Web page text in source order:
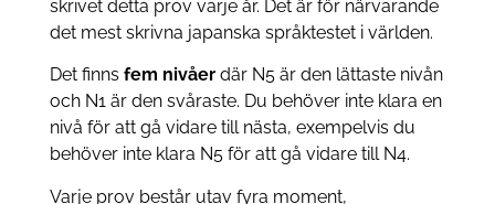
skrivet detta prov varje år. Det är för närvarande
det mest skrivna japanska språktestet i världen.
Det finns fem nivåerdär N5 är den lättaste nivån
och N1 är den svåraste. Du behöver inte klara en
nivå för att gå vidare till nästa, exempelvis du
behöver inte klara N5 för att gå vidare till N4.
Varje prov består utav fyra moment,